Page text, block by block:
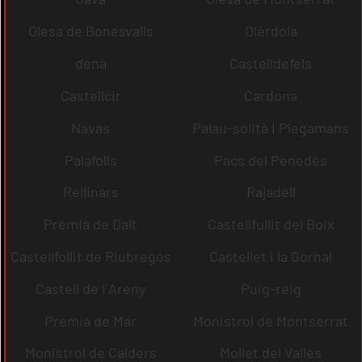
Olesa de Bonesvalls
Olèrdola
dena
Castelldefels
Castellcir
Cardona
Navas
Palau-solità i Plegamans
Palafolls
Pacs del Penedès
Rellinars
Rajadell
Premià de Dalt
Castellfullit del Boix
Castellfollit de Riubregós
Castellet i la Gornal
Castell de l´Areny
Puig-reig
Premià de Mar
Monistrol de Montserrat
Monistrol de Calders
Mollet del Vallès